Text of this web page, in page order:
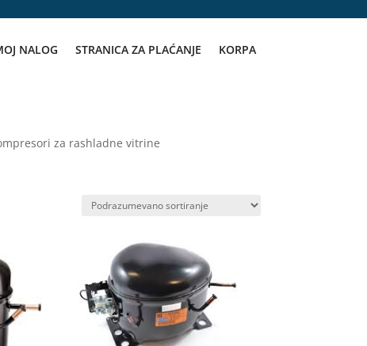
NALOG STRANICA ZA PLAĆANJE KORPA
za rashladne vitrine